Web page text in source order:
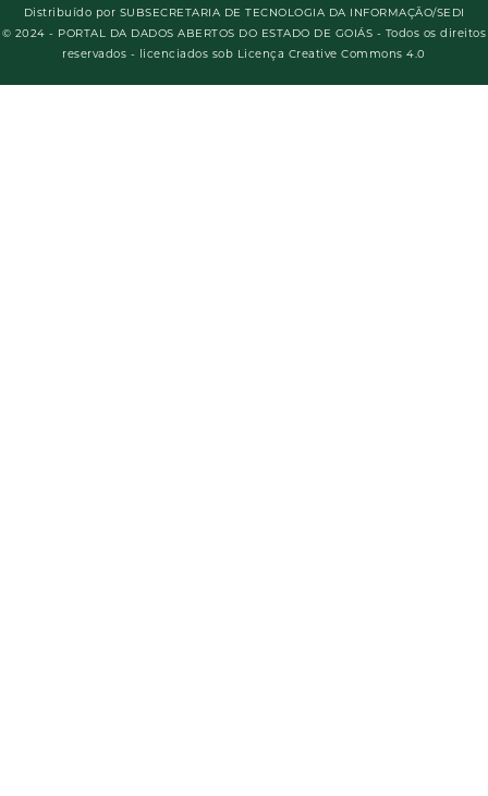
Distribuído por SUBSECRETARIA DE TECNOLOGIA DA INFORMAÇÃO/SEDI
© 2024 - PORTAL DA DADOS ABERTOS DO ESTADO DE GOIÁS - Todos os direitos
reservados - licenciados sob Licença Creative Commons 4.0